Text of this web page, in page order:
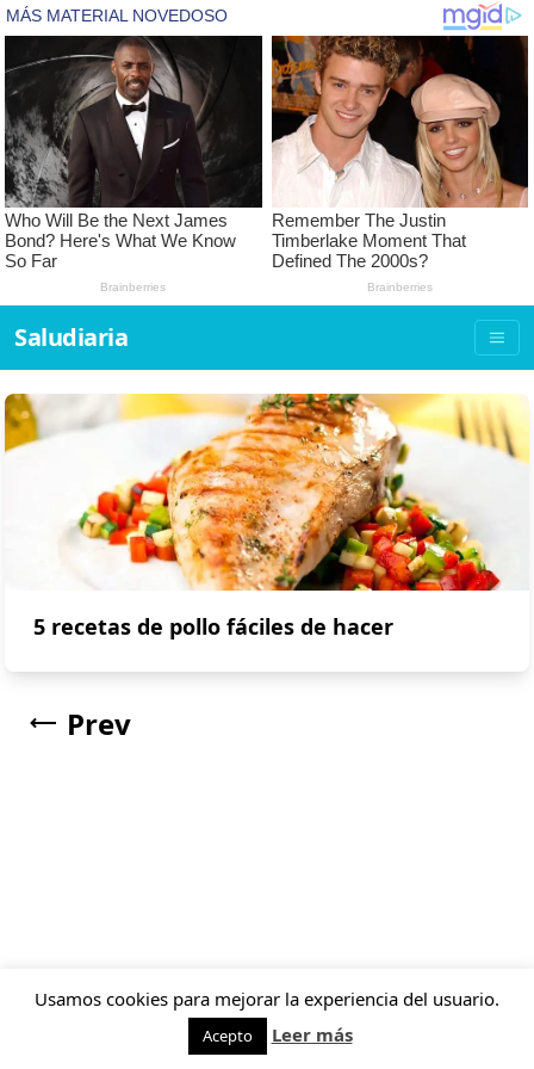
Saludiaria
5 recetas de pollo fáciles de hacer
Prev
Usamos cookies para mejorar la experiencia del usuario.
Acepto Leer más